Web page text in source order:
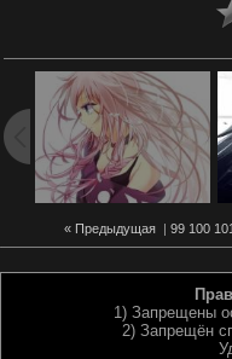
« Предыдущая |99 100
1) Запрещены
2) Запрещён